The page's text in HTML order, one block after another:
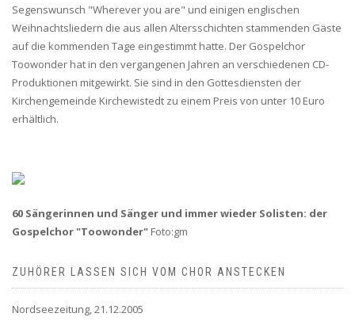
Segenswunsch "Wherever you are" und einigen englischen
Weihnachtsliedern die aus allen Altersschichten stammenden Gäste
auf die kommenden Tage eingestimmt hatte. Der Gospelchor
Toowonder hat in den vergangenen Jahren an verschiedenen CD-
Produktionen mitgewirkt. Sie sind in den Gottesdiensten der
Kirchengemeinde Kirchewistedt zu einem Preis von unter 10 Euro
erhältlich.
60 Sängerinnen und Sänger und immer wieder Solisten: der
Gospelchor "Toowonder" Foto:gm
ZUHÖRER LASSEN SICH VOM CHOR ANSTECKEN
Nordseezeitung, 21.12.2005